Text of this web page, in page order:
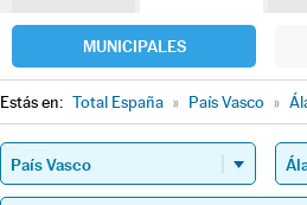
MUNICIPALES
Estás en: Total España » País Vasco »